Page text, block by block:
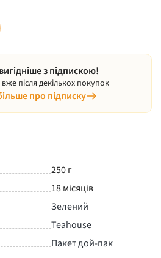
з підпискою!
після декількох покупок
про підписку
250 г
18 місяців
Зелений
Teahouse
Пакет дой-пак